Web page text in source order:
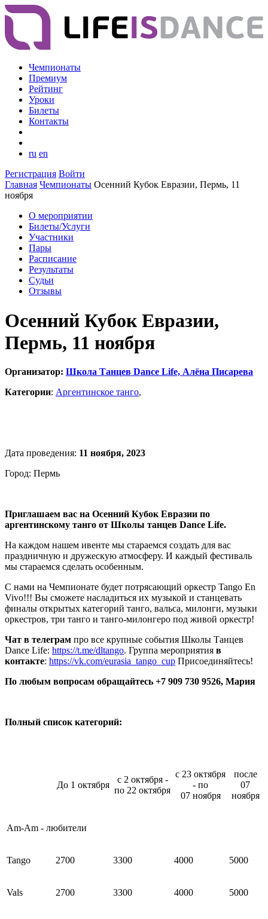
Чемпионаты
Премиум
Рейтинг
Уроки
Билеты
Контакты
ru en
Регистрация Войти
Главная Чемпионаты Осенний Кубок Евразии, Пермь, 11
ноября
О мероприятии
Билеты/Услуги
Участники
Пары
Расписание
Результаты
Судьи
Отзывы
Осенний Кубок Евразии,
Пермь, 11 ноября
Организатор: Школа Танцев Dance Life, Алёна Писарева
Категории: Аргентинское танго,
Дата проведения: 11 ноября, 2023
Город: Пермь
Приглашаем вас на Осенний Кубок Евразии по
аргентинскому танго от Школы танцев Dance Life.
На каждом нашем ивенте мы стараемся создать для вас
праздничную и дружескую атмосферу. И каждый фестиваль
мы стараемся сделать особенным.
С нами на Чемпионате будет потрясающий оркестр Tango En
Vivo!!! Вы сможете насладиться их музыкой и станцевать
финалы открытых категорий танго, вальса, милонги, музыки
оркестров, три танго и танго-милонгеро под живой оркестр!
Чат в телеграм про все крупные события Школы Танцев
Dance Life: https://t.me/dltango. Группа мероприятия в
контакте: https://vk.com/eurasia_tango_cup Присоединяйтесь!
По любым вопросам обращайтесь +7 909 730 9526, Мария
Полный список категорий:
До 1 октября
с 2 октября -
по 22 октября
с 23 октября
- по
07 ноября
после
07
ноября
Am-Am - любители
Tango 2700 3300 4000 5000
Vals 2700 3300 4000 5000